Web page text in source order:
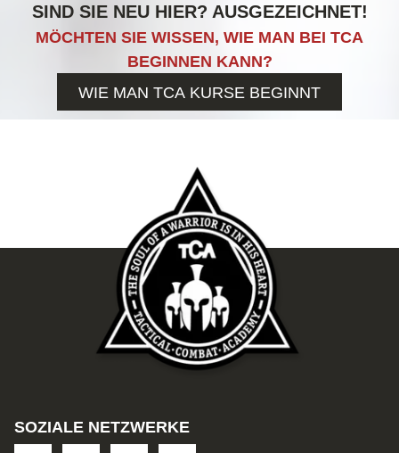
SIND SIE NEU HIER? AUSGEZEICHNET!
MÖCHTEN SIE WISSEN, WIE MAN BEI TCA
BEGINNEN KANN?
WIE MAN TCA KURSE BEGINNT
SOZIALE NETZWERKE